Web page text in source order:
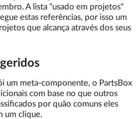
A lista "usado em projetos"
estas referências, por isso um
que alcança através dos seus
um meta-componente, o PartsBox
com base no que outros
por quão comuns eles
um clique.